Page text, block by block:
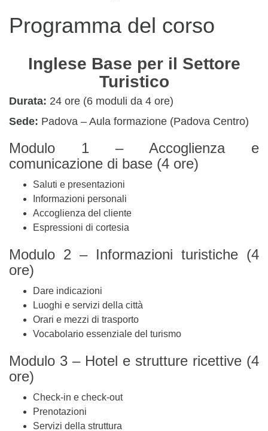
Programma del corso
Inglese Base per il Settore
Turistico
Durata: 24 ore (6 moduli da 4 ore)
Sede: Padova – Aula formazione (Padova Centro)
Modulo 1 – Accoglienza e
comunicazione di base (4 ore)
Saluti e presentazioni
Informazioni personali
Accoglienza del cliente
Espressioni di cortesia
Modulo 2 – Informazioni turistiche (4
ore)
Dare indicazioni
Luoghi e servizi della città
Orari e mezzi di trasporto
Vocabolario essenziale del turismo
Modulo 3 – Hotel e strutture ricettive (4
ore)
Check-in e check-out
Prenotazioni
Servizi della struttura